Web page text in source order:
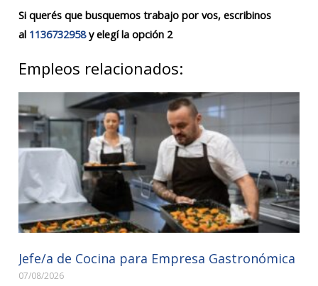
Si querés que busquemos trabajo por vos, escribinos
al 1136732958y elegí la opción 2
Empleos relacionados:
Jefe/a de Cocina para Empresa Gastronómica
07/08/2026